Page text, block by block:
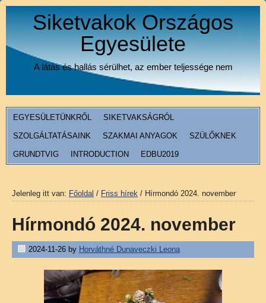
Siketvakok Országos
Egyesülete
A látás és hallás sérülhet, az ember teljessége nem
EGYESÜLETÜNKRŐL SIKETVAKSÁGRÓL
SZOLGÁLTATÁSAINK SZAKMAI ANYAGOK SZÜLŐKNEK
GRUNDTVIG INTRODUCTION EDBU2019
Jelenleg itt van: Főoldal / Friss hírek / Hírmondó 2024. november
Hírmondó 2024. november
2024-11-26 by Horváthné Dunaveczki Leona